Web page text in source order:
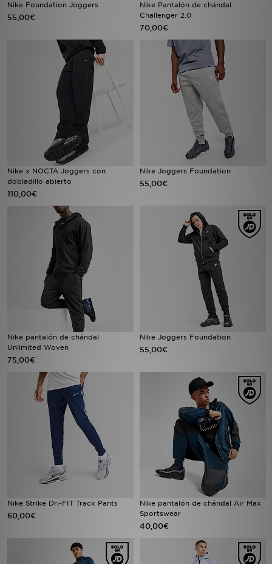
Nike Foundation Joggers
55,00€
Nike Pantalón de chándal
Challenger 2.0
70,00€
Nike x NOCTA Joggers con
dobladillo abierto
110,00€
Nike Joggers Foundation
55,00€
Nike pantalón de chándal
Unlimited Woven
75,00€
Nike Joggers Foundation
55,00€
Nike Strike Dri-FIT Track Pants
60,00€
Nike pantalón de chándal Air Max
Sportswear
40,00€